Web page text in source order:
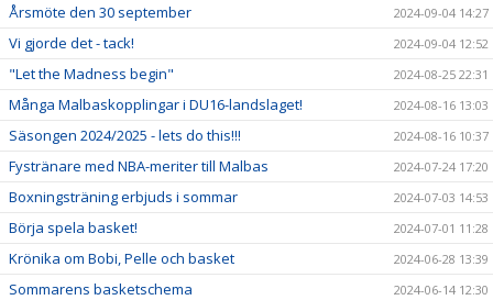
Årsmöte den 30 september 2024-09-04 14:27
Vi gjorde det - tack! 2024-09-04 12:52
"Let the Madness begin" 2024-08-25 22:31
Många Malbaskopplingar i DU16-landslaget! 2024-08-16 13:03
Säsongen 2024/2025 - lets do this!!! 2024-08-16 10:37
Fystränare med NBA-meriter till Malbas 2024-07-24 17:20
Boxningsträning erbjuds i sommar 2024-07-03 14:53
Börja spela basket! 2024-07-01 11:28
Krönika om Bobi, Pelle och basket 2024-06-28 13:39
Sommarens basketschema 2024-06-14 12:30